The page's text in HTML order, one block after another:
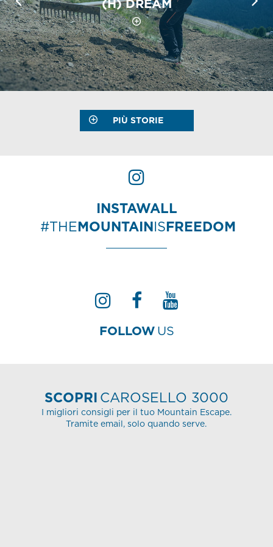
PIÙ STORIE
INSTAWALL
#THEMOUNTAINISFREEDOM
FOLLOWUS
SCOPRICAROSELLO 3000
I migliori consigli per il tuo Mountain Escape.
Tramite email, solo quando serve.